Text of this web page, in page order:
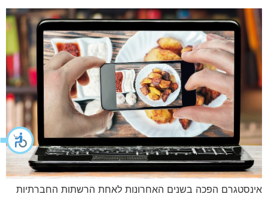
אינסטגרם הפכה בשנים האחרונות לאחת הרשתות החברתיות